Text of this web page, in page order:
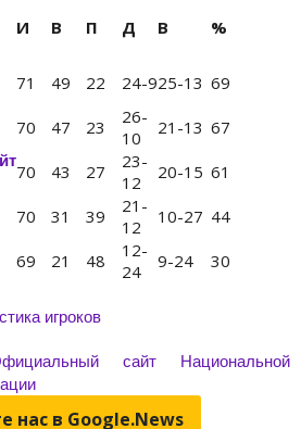
И В П Д В %
71 49 22 24-925-13 69
70 47 23
26-
10
21-13 67
70 43 27
23-
12
20-15 61
70 31 39
21-
12
10-27 44
69 21 48
12-
24
9-24 30
игроков
сайт Национальной
нас в Google.News